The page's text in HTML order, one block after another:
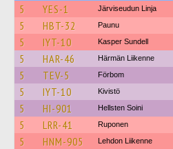
5 YES-1 Järviseudun Linja
5 HBT-32 Paunu
5 IYT-10 Kasper Sundell
5 HAR-46 Härmän Liikenne
5 TEV-5 Förbom
5 IYT-10 Kivistö
5 HI-901 Hellsten Soini
5 LRR-41 Ruponen
5 HNM-905 Lehdon Liikenne